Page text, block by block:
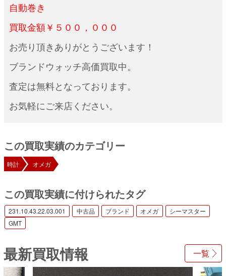
自動巻き
買取金額￥５００，０００
お売り頂きありがとうございます！
ブランドウォッチ高価買取中。
査定は無料となっております。
お気軽にご来店ください。
この買取実績のカテゴリー
時計 オメガ
この買取実績に付けられたタグ
231.10.43.22.03.001 中古品 ブランド オメガ
シーマスター
GMT
一覧
最新買取情報